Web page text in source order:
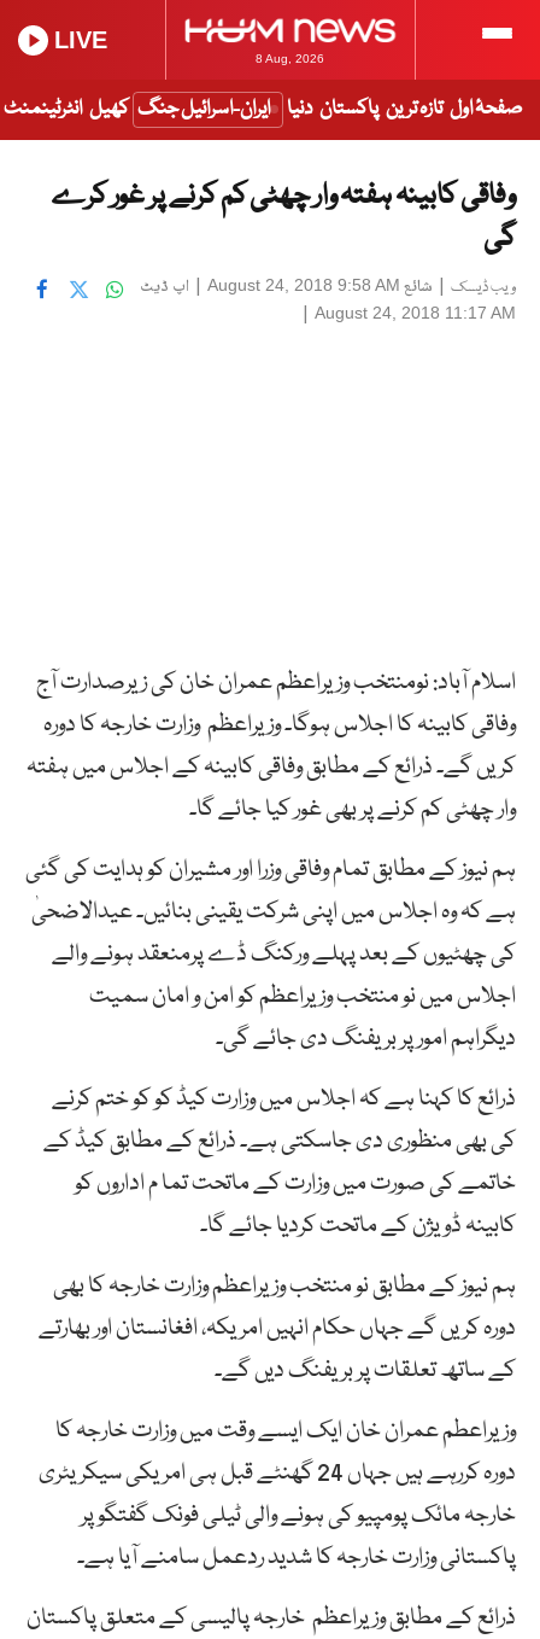
8 Aug, 2026
LIVE
صفحۂ اول تازہ ترین پاکستان دنیا ایران-اسرائیل جنگ کھیل انٹرٹینمنٹ
وفاقی کابینہ ہفتہ وار چھٹی کم کرنے پر غور کرے
گی
ویب ڈیسک | شائع August 24, 2018 9:58 AM
| اپ ڈیٹ
August 24, 2018 11:17 AM
|
اسلام آباد: نومنتخب وزیراعظم عمران خان کی زیرصدارت آج
وفاقی کابینہ کا اجلاس ہوگا۔ وزیراعظم وزارت خارجہ کا دورہ
کریں گے۔ ذرائع کے مطابق وفاقی کابینہ کے اجلاس میں ہفتہ
وار چھٹی کم کرنے پر بھی غور کیا جائے گا۔
ہم نیوز کے مطابق تمام وفاقی وزرا اور مشیران کو ہدایت کی گئی
ہے کہ وہ اجلاس میں اپنی شرکت یقینی بنائیں۔ عیدالاضحیٰ
کی چھٹیوں کے بعد پہلے ورکنگ ڈے پرمنعقد ہونے والے
اجلاس میں نو منتخب وزیراعظم کو امن و امان سمیت
دیگراہم امور پر بریفنگ دی جائے گی۔
ذرائع کا کہنا ہے کہ اجلاس میں وزارت کیڈ کو کو ختم کرنے
کی بھی منظوری دی جاسکتی ہے۔ ذرائع کے مطابق کیڈ کے
خاتمے کی صورت میں وزارت کے ماتحت تما م اداروں کو
کابینہ ڈویژن کے ماتحت کردیا جائے گا۔
ہم نیوز کے مطابق نو منتخب وزیراعظم وزارت خارجہ کا بھی
دورہ کریں گے جہاں حکام انہیں امریکہ، افغانستان اور بھارتے
کے ساتھ تعلقات پر بریفنگ دیں گے۔
وزیراعطم عمران خان ایک ایسے وقت میں وزارت خارجہ کا
دورہ کررہے ہیں جہاں 24 گھنٹے قبل ہی امریکی سیکریٹری
خارجہ مائک پومپیو کی ہونے والی ٹیلی فونک گفتگو پر
پاکستانی وزارت خارجہ کا شدید ردعمل سامنے آیا ہے۔
ذرائع کے مطابق وزیراعظم خارجہ پالیسی کے متعلق پاکستان